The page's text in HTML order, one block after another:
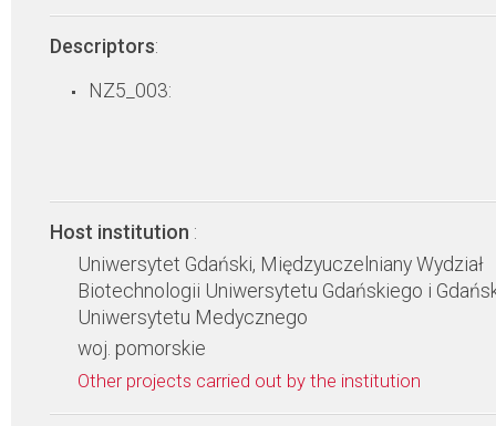
Descriptors:
NZ5_003:
Host institution :
Uniwersytet Gdański, Międzyuczelniany Wydział
Biotechnologii Uniwersytetu Gdańskiego i
Uniwersytetu Medycznego
woj. pomorskie
Other projects carried out by the institution